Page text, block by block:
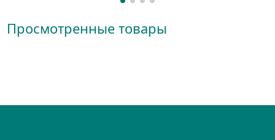
Просмотренные товары